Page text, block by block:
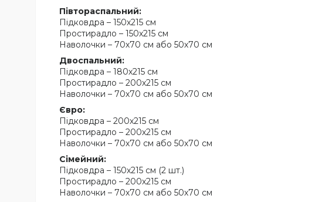
Півтораспальний:
Підковдра – 150х215 см
Простирадло – 150х215 см
Наволочки – 70х70 см або 50х70 см
Двоспальний:
Підковдра – 180х215 см
Простирадло – 200х215 см
Наволочки – 70х70 см або 50х70 см
Євро:
Підковдра – 200х215 см
Простирадло – 200х215 см
Наволочки – 70х70 см або 50х70 см
Сімейний:
Підковдра – 150х215 см (2 шт.)
Простирадло – 200х215 см
Наволочки – 70х70 см або 50х70 см